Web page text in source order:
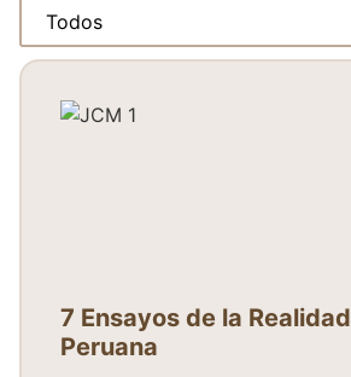
7 Ensayos de la Realidad
Peruana